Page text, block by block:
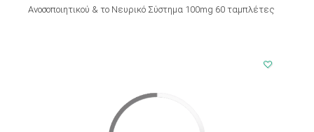
Ανοσοποιητικού & το Νευρικό Σύστημα 100mg 60 ταμπλέτες